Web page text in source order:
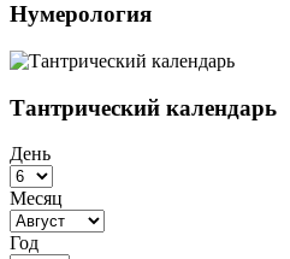
Нумерология
Тантрический календарь
День
Месяц
Год